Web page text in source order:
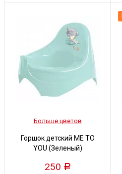
Больше цветов
Горшок детский ME TO
YOU (Зеленый)
250 Р